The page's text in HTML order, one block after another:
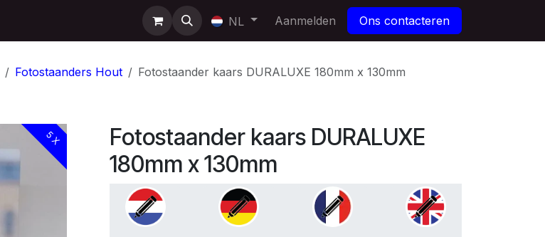
NL Aanmelden Ons contacteren
Fotostaanders Hout Fotostaander kaars DURALUXE 180mm x 130mm
5 X
Fotostaander kaars DURALUXE
180mm x 130mm